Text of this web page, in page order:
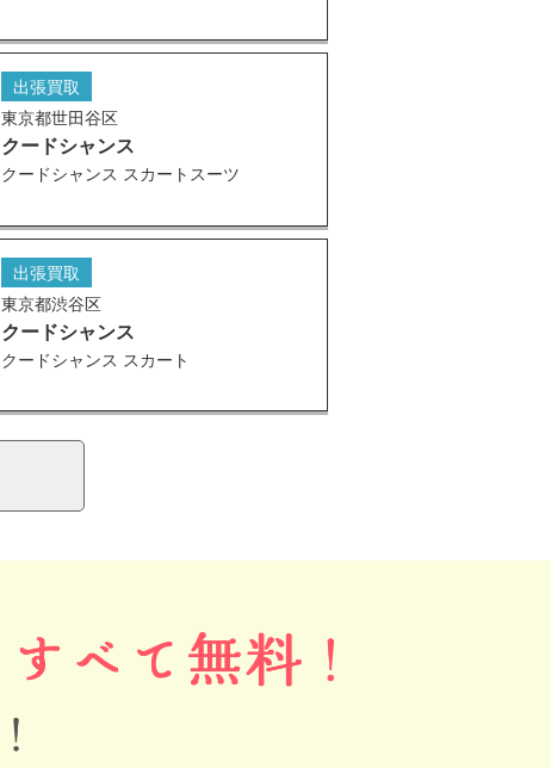
出張買取
東京都世田谷区
クードシャンス
クードシャンス スカートスーツ
出張買取
東京都渋谷区
クードシャンス
クードシャンス スカート